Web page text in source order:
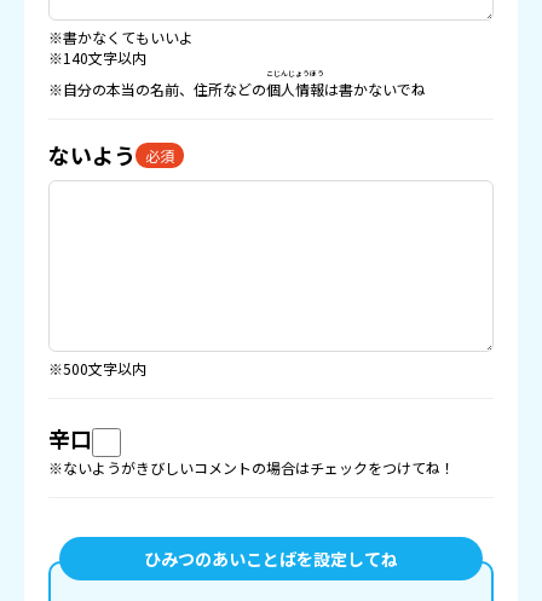
※書かなくてもいいよ
※140文字以内
※自分の本当の名前、住所などの個人情報
こじんじょうほう
は書かないでね
ないよう 必須
※500文字以内
辛口
※ないようがきびしいコメントの場合はチェックをつけてね！
ひみつのあいことばを設定してね